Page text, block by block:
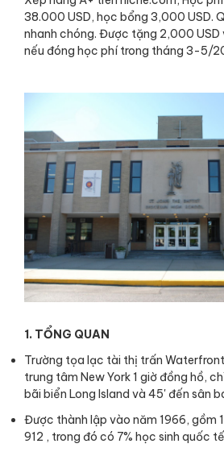
38.000 USD, học bổng 3,000 USD.
nhanh chóng. Được tặng 2,000 USD
nếu đóng học phí trong tháng 3-5/
1. TỔNG QUAN
Trường tọa lạc tài thị trấn
trung tâm New York 1 giờ đồng hồ,
bãi biển Long Island và 45' đến sân
Được thành lập vào năm 1966, gồm
912 , trong đó có 7% học sinh quốc tế